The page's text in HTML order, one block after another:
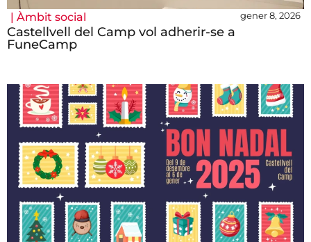
| Àmbit social gener 8, 2026
Castellvell del Camp vol adherir-se a
FuneCamp